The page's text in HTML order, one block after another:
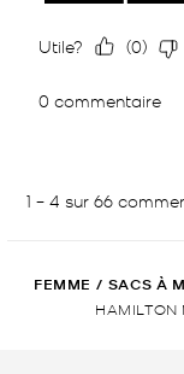
FEMME / SACS À
HAMILTON